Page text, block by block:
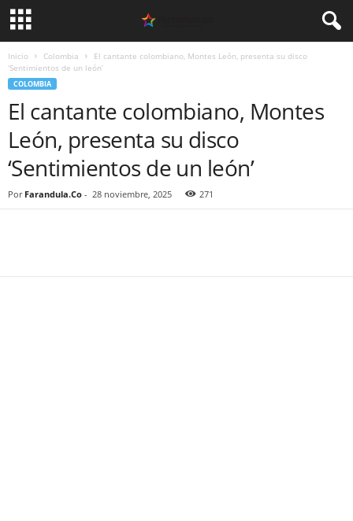
Inicio Colombia
El cantante colombiano, Montes León, presenta su disco
‘Sentimientos de un león’
COLOMBIA
El cantante colombiano, Montes
León, presenta su disco
‘Sentimientos de un león’
Por Farandula.Co - 28 noviembre, 2025 271